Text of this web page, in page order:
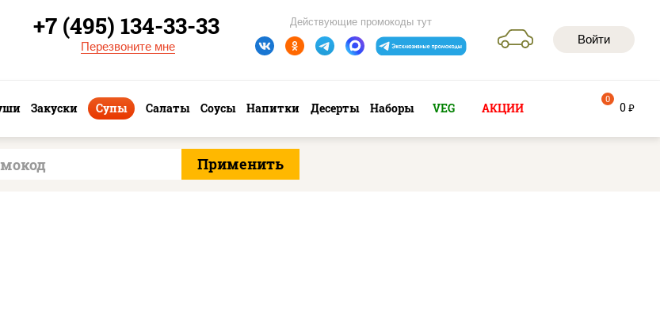
Войти
Действующие промокоды тут
+7 (495) 134-33-33
Перезвоните мне
Закуски Супы Салаты Соусы Напитки Десерты Наборы VEG АКЦИИ 0 руб
0